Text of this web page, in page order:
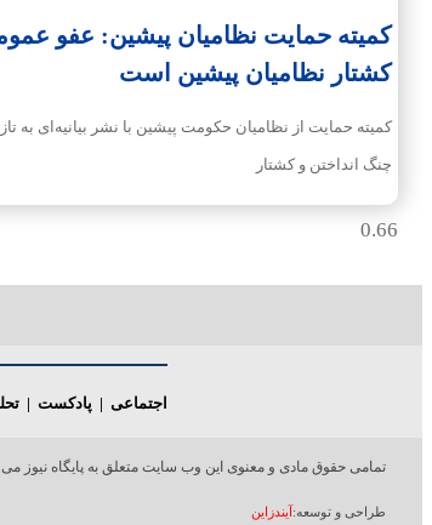
کمیته حمایت نظامیان پیشین: عفو
کشتار نظامیان پیشین است
کمیته حمایت از نظامیان حکومت پیشین با نشر بیانیه‌ای
چنگ انداختن و کشتار
اجتماعی | پادکست |
تمامی حقوق مادی و معنوی این وب سایت متعلق به پایگاه نیوز می
طراحی و توسعه: آیندزاین